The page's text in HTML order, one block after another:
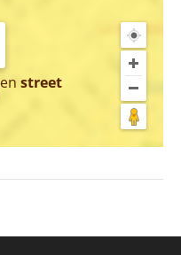
en street